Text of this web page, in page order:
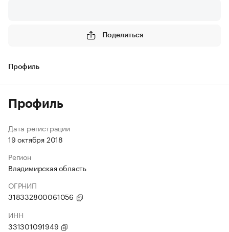
Поделиться
Профиль
Профиль
Дата регистрации
19 октября 2018
Регион
Владимирская область
ОГРНИП
318332800061056
ИНН
331301091949